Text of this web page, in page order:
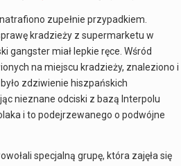
zupełnie przypadkiem.
kradzieży z supermarketu w
gangster miał lepkie ręce. Wśród
na miejscu kradzieży, znaleziono i
zdziwienie hiszpańskich
nieznane odciski z bazą Interpolu
i to podejrzewanego o podwójne
specjalną grupę, która zajęła się